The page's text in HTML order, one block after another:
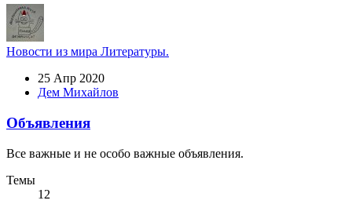
Новости из мира Литературы.
25 Апр 2020
Дем Михайлов
Объявления
Все важные и не особо важные объявления.
Темы
12